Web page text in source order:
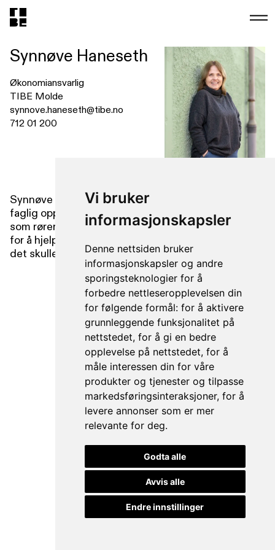
Vi bruker
informasjonskapsler
Denne nettsiden bruker
informasjonskapsler og andre
sporingsteknologier for å
forbedre nettleseropplevelsen din
for følgende formål: for å aktivere
grunnleggende funksjonalitet på
nettstedet, for å gi en bedre
opplevelse på nettstedet, for å
måle interessen din for våre
produkter og tjenester og tilpasse
markedsføringsinteraksjoner, for å
levere annonser som er mer
relevante for deg.
Godta alle
Avvis alle
Endre innstillinger
Synnøve Haneseth
Økonomiansvarlig
TIBE Molde
synnove.haneseth@tibe.no
712 01 200
Synnøve startet i TIBE i 1992. Synnøve er alltid
faglig oppdatert, og har full kontroll på det meste
som rører seg i TIBE. Hun strekker seg alltid langt
for å hjelpe både kunder og kollegaer, uansett hva
det skulle dreie seg om.